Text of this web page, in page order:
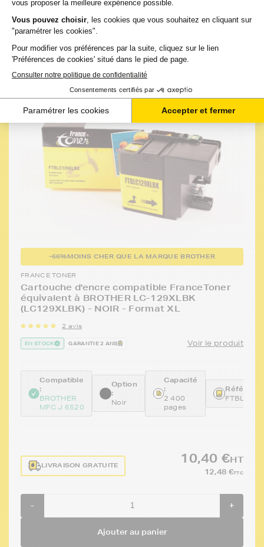
-
Ajouter au panier
-66%MOINS CHER QUE LA MARQUE BROTHER
FRANCE TONER
Cartouche d'encre compatible FranceToner
équivalent à BROTHER LC-129XLBK
(LC129XLBK) - NOIR - Format XL
2 avis
EN STOCK GARANTIE 2 ANS Voir le produit
Compatible
:
BROTHER
MFC J 6520
Option
:
Noir
Capacité
:
2 400
pages
LIVRAISON GRATUITE
10,40 €HT
12,48 €TTC
- +
Ajouter au panier